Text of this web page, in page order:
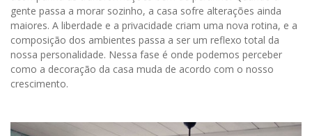
gente passa a morar sozinho, a casa sofre alterações ainda
maiores. A liberdade e a privacidade criam uma nova rotina, e a
composição dos ambientes passa a ser um reflexo total da
nossa personalidade. Nessa fase é onde podemos perceber
como a decoração da casa muda de acordo com o nosso
crescimento.